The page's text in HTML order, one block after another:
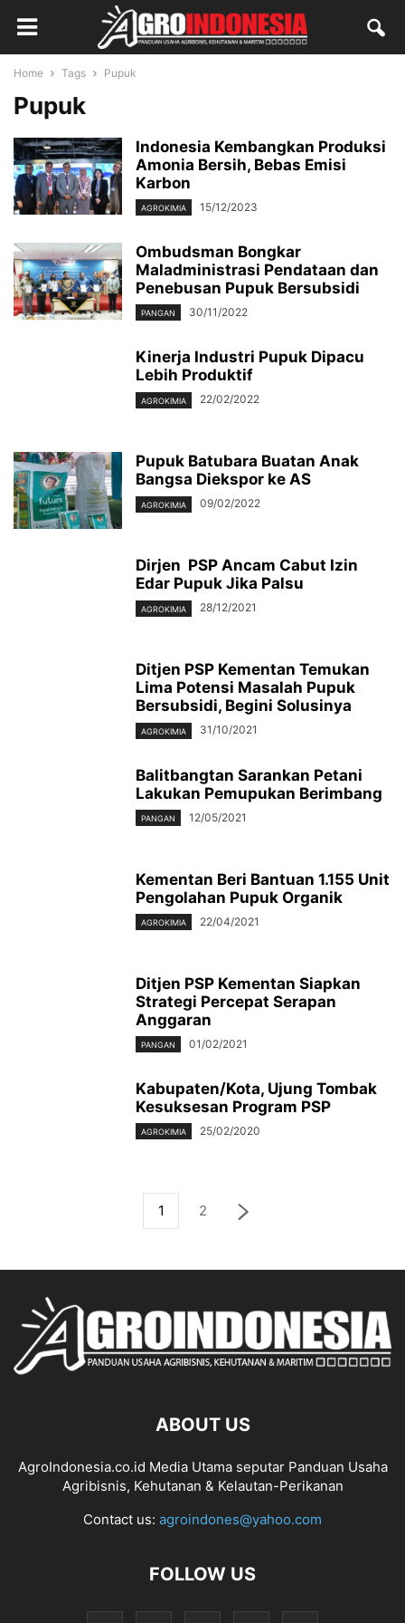
Home Tags Pupuk
Pupuk
Indonesia Kembangkan Produksi
Amonia Bersih, Bebas Emisi
Karbon
AGROKIMIA 15/12/2023
Ombudsman Bongkar
Maladministrasi Pendataan dan
Penebusan Pupuk Bersubsidi
PANGAN 30/11/2022
Kinerja Industri Pupuk Dipacu
Lebih Produktif
AGROKIMIA 22/02/2022
Pupuk Batubara Buatan Anak
Bangsa Diekspor ke AS
AGROKIMIA 09/02/2022
Dirjen PSP Ancam Cabut Izin
Edar Pupuk Jika Palsu
AGROKIMIA 28/12/2021
Ditjen PSP Kementan Temukan
Lima Potensi Masalah Pupuk
Bersubsidi, Begini Solusinya
AGROKIMIA 31/10/2021
Balitbangtan Sarankan Petani
Lakukan Pemupukan Berimbang
PANGAN 12/05/2021
Kementan Beri Bantuan 1.155 Unit
Pengolahan Pupuk Organik
AGROKIMIA 22/04/2021
Ditjen PSP Kementan Siapkan
Strategi Percepat Serapan
Anggaran
PANGAN 01/02/2021
Kabupaten/Kota, Ujung Tombak
Kesuksesan Program PSP
AGROKIMIA 25/02/2020
1 2
ABOUT US
AgroIndonesia.co.id Media Utama seputar Panduan Usaha
Agribisnis, Kehutanan & Kelautan-Perikanan
Contact us: agroindones@yahoo.com
FOLLOW US